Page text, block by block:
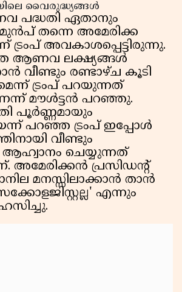
വൈരുദ്ധ്യങ്ങൾ
പദ്ധതി ഏതാനും
തന്നെ അമേരിക്ക
അവകാശപ്പെട്ടിരുന്നു.
ആണവ ലക്ഷ്യങ്ങൾ
വീണ്ടും രണ്ടാഴ്ച കൂടി
ട്രംപ് പറയുന്നത്
മൗൾട്ടൻ പറഞ്ഞു.
പൂർണ്ണമായും
പറഞ്ഞ ട്രംപ് ഇപ്പോൾ
വീണ്ടും
ചെയ്യുന്നത്
അമേരിക്കൻ പ്രസിഡൻ്റ്
മനസ്സിലാക്കാൻ താൻ
എന്നും